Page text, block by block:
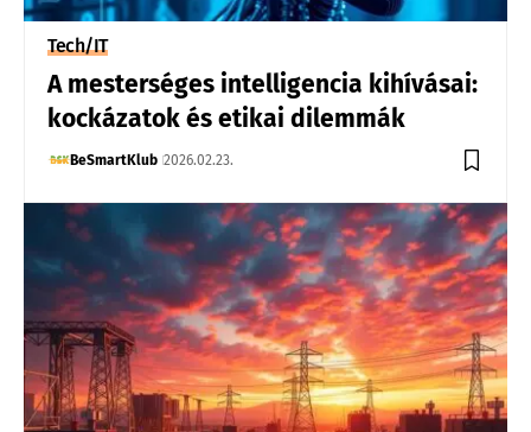
Tech/IT
A mesterséges intelligencia kihívásai:
kockázatok és etikai dilemmák
BeSmartKlub 2026.02.23.